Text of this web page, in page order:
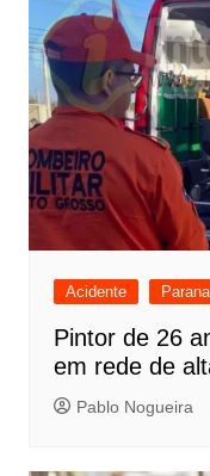
Acidente
Pintor de 26
em rede de
Pablo Nogueira